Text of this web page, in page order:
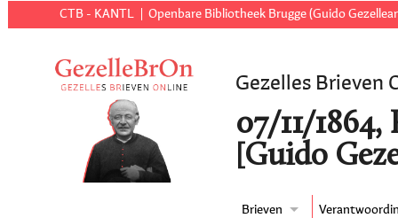
CTB - KANTL Openbare Bibliotheek Brugge (Guido
Gezelles Brieven
07/11/1864,
[Guido
Brieven